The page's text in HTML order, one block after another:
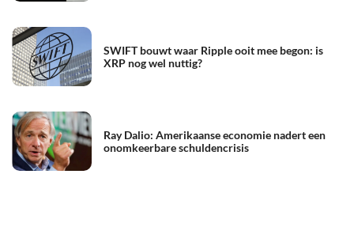
SWIFT bouwt waar Ripple ooit mee begon: is
XRP nog wel nuttig?
Ray Dalio: Amerikaanse economie nadert een
onomkeerbare schuldencrisis